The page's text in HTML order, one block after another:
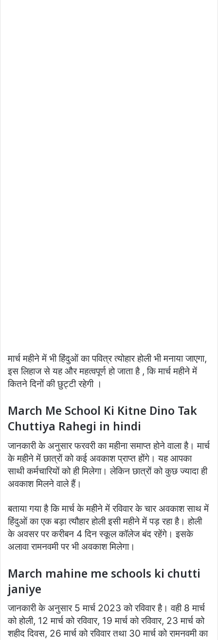
मार्च महीने में भी हिंदुओं का पवित्र त्योहार होली भी मनाया जाएगा,
इस लिहाज से यह और महत्वपूर्ण हो जाता है , कि मार्च महीने में
कितने दिनों की छुट्टी रहेगी ।
March Me School Ki Kitne Dino Tak
Chuttiya Rahegi in hindi
जानकारी के अनुसार फरवरी का महीना समाप्त होने वाला है। मार्च
के महीने में छात्रों को कई अवकाश प्राप्त होंगे। यह आपका
साथी कर्मचारियों को ही मिलेगा। लेकिन छात्रों को कुछ ज्यादा ही
अवकाश मिलने वाले हैं।
बताया गया है कि मार्च के महीने में रविवार के चार अवकाश साथ में
हिंदुओं का एक बड़ा त्यौहार होली इसी महीने में पड़ रहा है। होली
के अवसर पर करीबन 4 दिन स्कूल कॉलेज बंद रहेंगे। इसके
अलावा रामनवमी पर भी अवकाश मिलेगा।
March mahine me schools ki chutti
janiye
जानकारी के अनुसार 5 मार्च 2023 को रविवार है। वही 8 मार्च
को होली, 12 मार्च को रविवार, 19 मार्च को रविवार, 23 मार्च को
शहीद दिवस, 26 मार्च को रविवार तथा 30 मार्च को रामनवमी का